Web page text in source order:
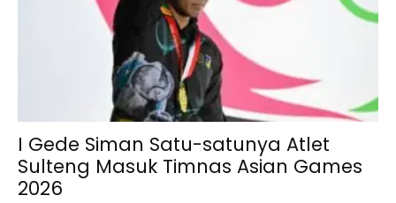
I Gede Siman Satu-satunya Atlet
Sulteng Masuk Timnas Asian Games
2026